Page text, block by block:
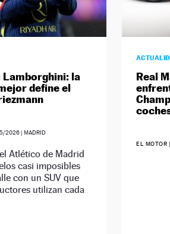
Lamborghini: la
define el
2026 | MADRID
Atlético de Madrid
casi imposibles
con un SUV que
utilizan cada
Real
EL MOTOR |